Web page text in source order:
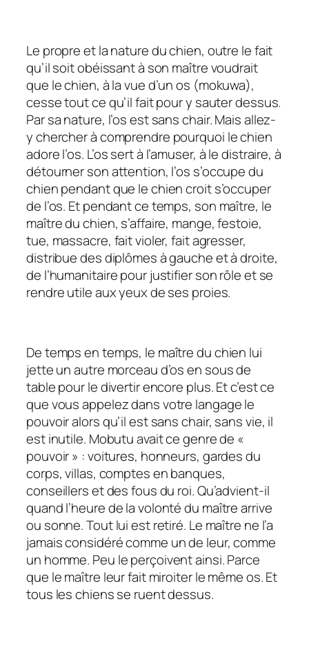
Le propre et la nature du chien, outre le fait
qu’il soit obéissant à son maître voudrait
que le chien, à la vue d’un os (mokuwa),
cesse tout ce qu’il fait pour y sauter dessus.
Par sa nature, l’os est sans chair. Mais allez-
y chercher à comprendre pourquoi le chien
adore l’os. L’os sert à l’amuser, à le distraire, à
détourner son attention, l’os s’occupe du
chien pendant que le chien croit s’occuper
de l’os. Et pendant ce temps, son maître, le
maître du chien, s’affaire, mange, festoie,
tue, massacre, fait violer, fait agresser,
distribue des diplômes à gauche et à droite,
de l’humanitaire pour justifier son rôle et se
rendre utile aux yeux de ses proies.
De temps en temps, le maître du chien lui
jette un autre morceau d’os en sous de
table pour le divertir encore plus. Et c’est ce
que vous appelez dans votre langage le
pouvoir alors qu’il est sans chair, sans vie, il
est inutile. Mobutu avait ce genre de «
pouvoir » : voitures, honneurs, gardes du
corps, villas, comptes en banques,
conseillers et des fous du roi. Qu’advient-il
quand l’heure de la volonté du maître arrive
ou sonne. Tout lui est retiré. Le maître ne l’a
jamais considéré comme un de leur, comme
un homme. Peu le perçoivent ainsi. Parce
que le maître leur fait miroiter le même os. Et
tous les chiens se ruent dessus.